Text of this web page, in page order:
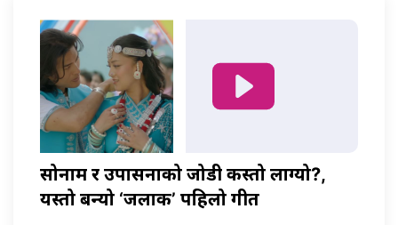
सोनाम र उपासनाको जोडी कस्तो लाग्यो?,
यस्तो बन्यो ‘जलाकी’ पहिलो गीत